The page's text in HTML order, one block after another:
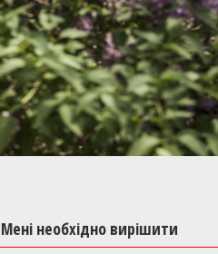
Мені необхідно вирішити